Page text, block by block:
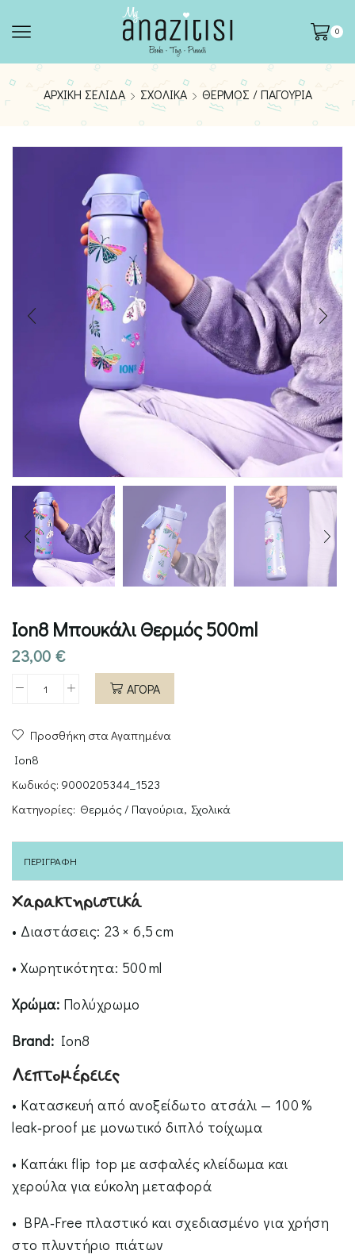
0
ΑΡΧΙΚΉ ΣΕΛΊΔΑ ΣΧΟΛΙΚΆ ΘΕΡΜΌΣ / ΠΑΓΟΎΡΙΑ
Ion8 Μπουκάλι Θερμός 500ml
23,00 €
Ion8
Θερμός
ποσότητα
ΑΓΟΡΑ
Προσθήκη στα Αγαπημένα
Ion8
Κωδικός: 9000205344_1523
Κατηγορίες: Θερμός / Παγούρια, Σχολικά
ΠΕΡΙΓΡΑΦΉ
Χαρακτηριστικά
• Διαστάσεις: 23 × 6,5 cm
• Χωρητικότητα: 500 ml
Χρώμα: Πολύχρωμο
Brand: Ion8
Λεπτομέρειες
• Κατασκευή από ανοξείδωτο ατσάλι — 100 %
leak‑proof με μονωτικό διπλό τοίχωμα
• Καπάκι flip top με ασφαλές κλείδωμα και
χερούλα για εύκολη μεταφορά
• BPA‑Free πλαστικό και σχεδιασμένο για χρήση
στο πλυντήριο πιάτων